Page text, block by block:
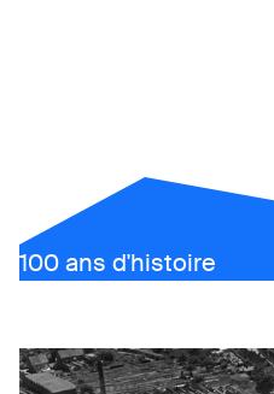
100 ans d'histoire